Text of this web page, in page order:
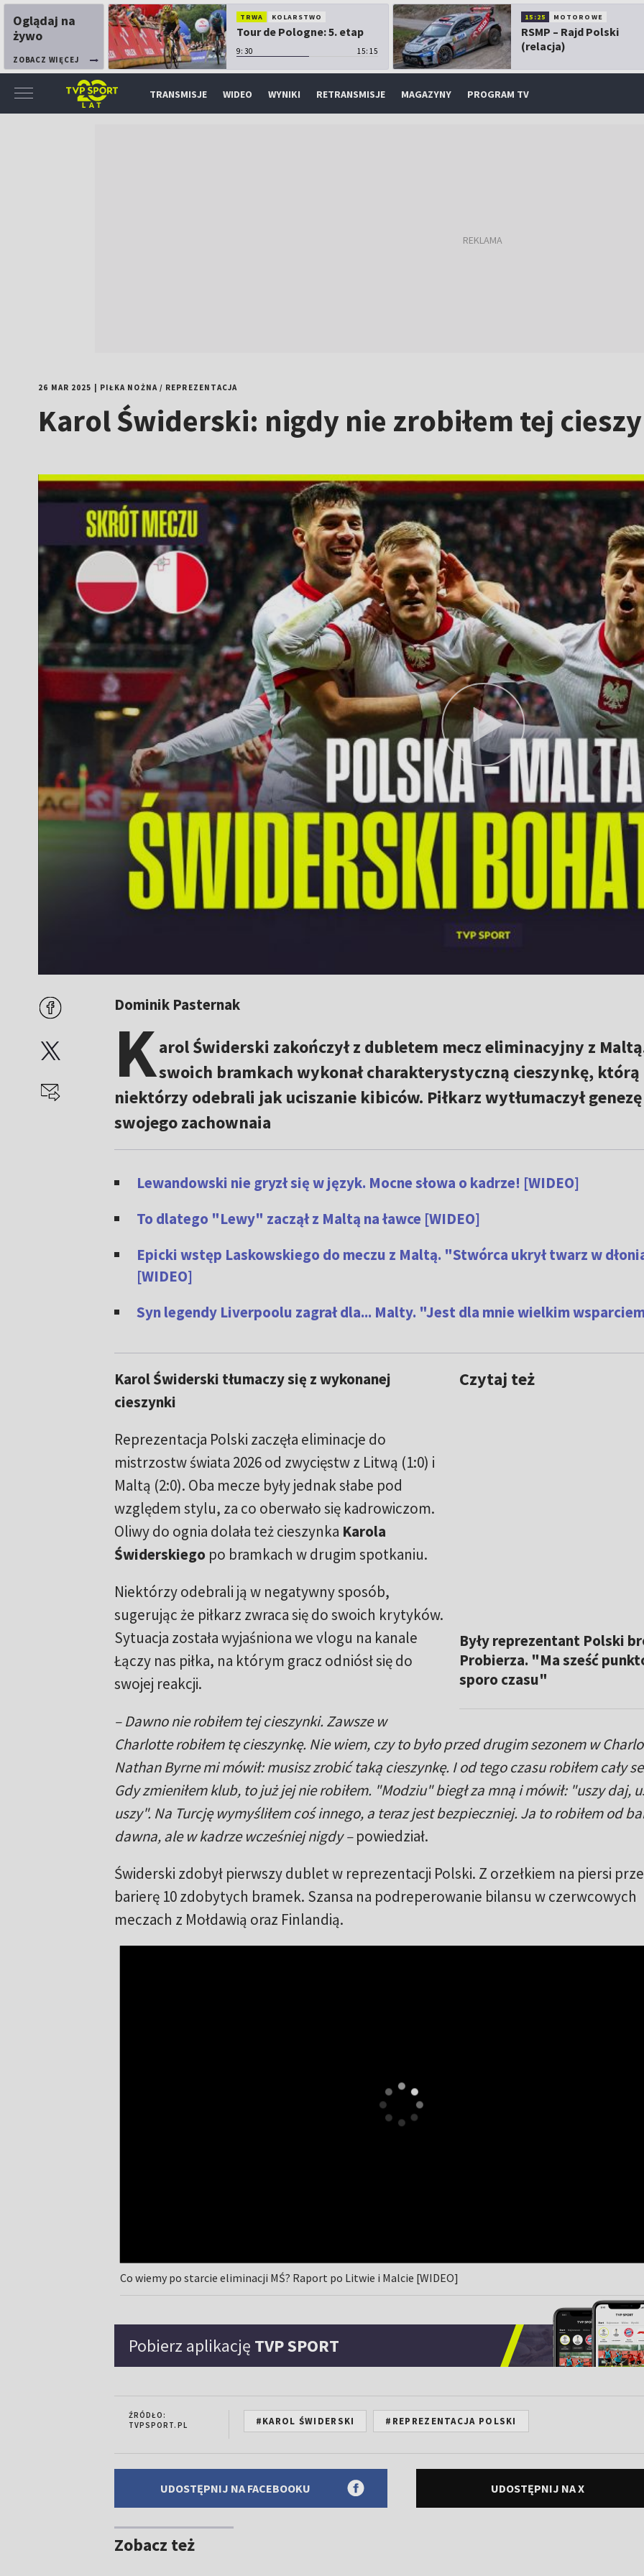
Oglądaj na
żywo
ZOBACZ WIĘCEJ
TRWA KOLARSTWO
Tour de Pologne: 5. etap
9:30 15:15
15:25 MOTOROWE
RSMP – Rajd Polski
(relacja)
TRANSMISJE WIDEO WYNIKI RETRANSMISJE MAGAZYNY PROGRAM TV
26 MAR 2025 PIŁKA NOŻNA/ REPREZENTACJA
Karol Świderski: nigdy nie zrobiłem tej
Dominik Pasternak
Karol Świderski zakończył z dubletem mecz eliminacyjny z
swoich bramkach wykonał charakterystyczną cieszynkę, którą
niektórzy odebrali jak uciszanie kibiców. Piłkarz wytłumaczył genezę
swojego zachownaia
Lewandowski nie gryzł się w język. Mocne słowa o kadrze! [WIDEO]
To dlatego "Lewy" zaczął z Maltą na ławce [WIDEO]
Epicki wstęp Laskowskiego do meczu z Maltą. "Stwórca ukrył twarz w
[WIDEO]
Syn legendy Liverpoolu zagrał dla... Malty. "Jest dla mnie wielkim
Czytaj też
Były reprezentant Polski
Probierza. "Ma sześć
sporo czasu"
Karol Świderski tłumaczy się z wykonanej
cieszynki
Reprezentacja Polski zaczęła eliminacje do
mistrzostw świata 2026 od zwycięstw z Litwą (1:0) i
Maltą (2:0). Oba mecze były jednak słabe pod
względem stylu, za co oberwało się kadrowiczom.
Oliwy do ognia dolała też cieszynka Karola
Świderskiego po bramkach w drugim spotkaniu.
Niektórzy odebrali ją w negatywny sposób,
sugerując że piłkarz zwraca się do swoich krytyków.
Sytuacja została wyjaśniona we vlogu na kanale
Łączy nas piłka, na którym gracz odniósł się do
swojej reakcji.
– Dawno nie robiłem tej cieszynki. Zawsze w
Charlotte robiłem tę cieszynkę. Nie wiem, czy to było przed drugim sezonem w
Nathan Byrne mi mówił: musisz zrobić taką cieszynkę. I od tego czasu robiłem cały
Gdy zmieniłem klub, to już jej nie robiłem. "Modziu" biegł za mną i mówił: "uszy daj,
uszy". Na Turcję wymyśliłem coś innego, a teraz jest bezpieczniej. Ja to robiłem od
dawna, ale w kadrze wcześniej nigdy –powiedział.
Świderski zdobył pierwszy dublet w reprezentacji Polski. Z orzełkiem na piersi
barierę 10 zdobytych bramek. Szansa na podreperowanie bilansu w czerwcowych
meczach z Mołdawią oraz Finlandią.
Co wiemy po starcie eliminacji MŚ? Raport po Litwie i Malcie [WIDEO]
Pobierz aplikację TVP SPORT
ŹRÓDŁO:
TVPSPORT.PL
#KAROL ŚWIDERSKI #REPREZENTACJA POLSKI
UDOSTĘPNIJ NA FACEBOOKU UDOSTĘPNIJ NA X
Zobacz też